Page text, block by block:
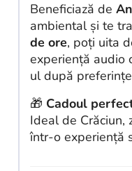
Beneficiază de
ambiental și te
de ore, poți uita
experiență audio
ul după
🎁 Cadoul
Ideal de Crăciun,
într-o experiență